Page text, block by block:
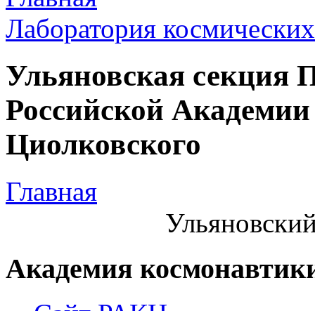
Лаборатория
Ульяновская секция
Российской
Циолковского
Главная
Академия